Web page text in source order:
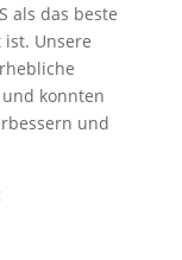
als das beste
Unsere
konnten
und